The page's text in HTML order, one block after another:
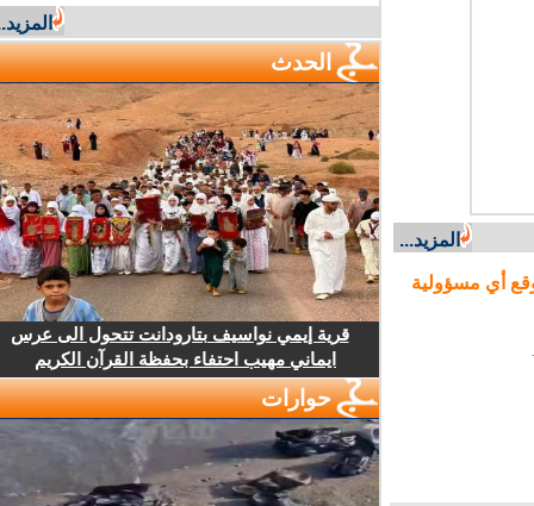
المزيد...
أي مسؤولية
المزيد...
الحدث
قرية إيمي نواسيف بتارودانت تتحول الى عرس
ايماني مهيب احتفاء بحفظة القرآن الكريم
حوارات